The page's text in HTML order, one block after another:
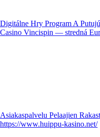
Digitálne Hry Program A
Casino Vincispin — stredná
Asiakaspalvelu Pelaajien
https://www.huippu-kasino.net/